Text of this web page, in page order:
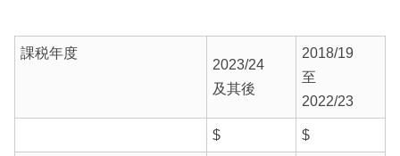
課税年度
2023/24
及其後
2018/19
至
2022/23
$ $